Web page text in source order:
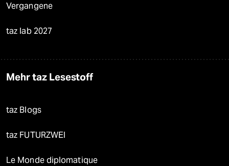
Vergangene
taz lab 2027
Mehr taz Lesestoff
taz Blogs
taz FUTURZWEI
Le Monde diplomatique